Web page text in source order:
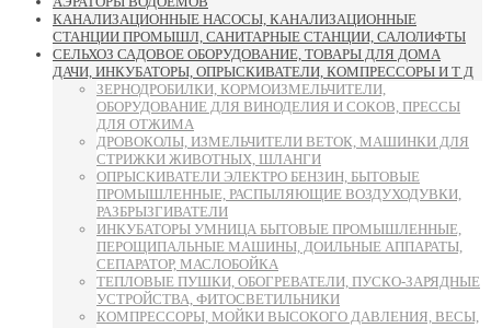
КАНАЛИЗАЦИОННЫЕ НАСОСЫ, КАНАЛИЗАЦИОННЫЕ
СТАНЦИИ ПРОМЫШЛ, САНИТАРНЫЕ СТАНЦИИ, САЛОЛИФТЫ
СЕЛЬХОЗ САДОВОЕ ОБОРУДОВАНИЕ, ТОВАРЫ ДЛЯ ДОМА
ДАЧИ, ИНКУБАТОРЫ, ОПРЫСКИВАТЕЛИ, КОМПРЕССОРЫ И Т Д
ЗЕРНОДРОБИЛКИ, КОРМОИЗМЕЛЬЧИТЕЛИ,
ОБОРУДОВАНИЕ ДЛЯ ВИНОДЕЛИЯ И СОКОВ, ПРЕССЫ
ДЛЯ ОТЖИМА
ДРОВОКОЛЫ, ИЗМЕЛЬЧИТЕЛИ ВЕТОК, МАШИНКИ ДЛЯ
СТРИЖКИ ЖИВОТНЫХ, ШЛАНГИ
ОПРЫСКИВАТЕЛИ ЭЛЕКТРО БЕНЗИН, БЫТОВЫЕ
ПРОМЫШЛЕННЫЕ, РАСПЫЛЯЮЩИЕ ВОЗДУХОДУВКИ,
РАЗБРЫЗГИВАТЕЛИ
ИНКУБАТОРЫ УМНИЦА БЫТОВЫЕ ПРОМЫШЛЕННЫЕ,
ПЕРОЩИПАЛЬНЫЕ МАШИНЫ, ДОИЛЬНЫЕ АППАРАТЫ,
СЕПАРАТОР, МАСЛОБОЙКА
ТЕПЛОВЫЕ ПУШКИ, ОБОГРЕВАТЕЛИ, ПУСКО-ЗАРЯДНЫЕ
УСТРОЙСТВА, ФИТОСВЕТИЛЬНИКИ
КОМПРЕССОРЫ, МОЙКИ ВЫСОКОГО ДАВЛЕНИЯ, ВЕСЫ,